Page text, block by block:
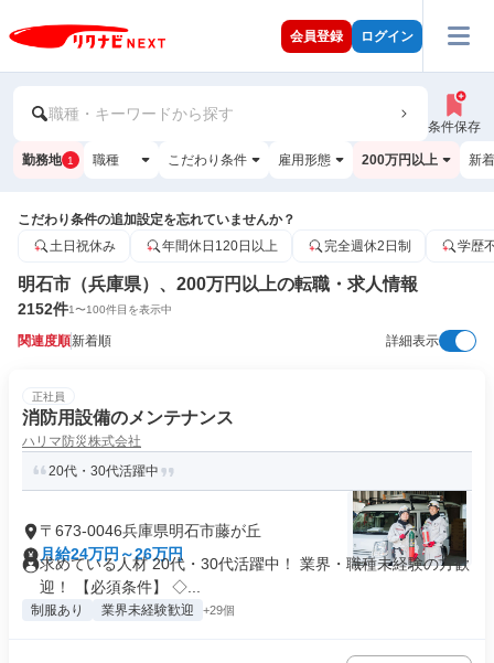
会員登録 ログイン
職種・キーワードから探す
条件保存
勤務地 1 職種 こだわり条件 雇用形態 200万円以上 新
こだわり条件の追加設定を忘れていませんか？
土日祝休み
年間休日120日以上 完全週休2日制 学歴
明石市（兵庫県）、200万円以上の転職・求人情報
2152件1〜100件目を表示中
関連度順新着順 詳細表示
正社員
消防⽤設備のメンテナンス
ハリマ防災株式会社
20代・30代活躍中
〒673-0046兵庫県明石市藤が丘
月給24万円～26万円
求めている人材 20代・30代活躍中！ 業界・職種未経験の⽅歓
迎！ 【必須条件】 ◇...
制服あり 業界未経験歓迎 +29個